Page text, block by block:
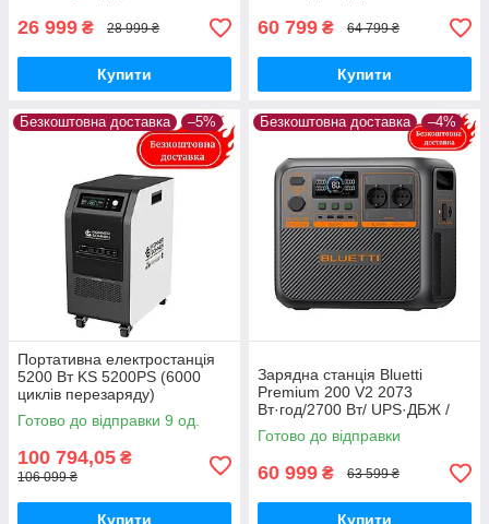
26 999 ₴ 28 999 ₴
Купити
60 799 ₴ 64 799 ₴
Купити
Безкоштовна доставка –5%
Портативна електростанція
5200 Вт KS 5200PS (6000
циклів перезаряду)
Медапаратура
Готово до відправки 9 од.
100 794,05 ₴
106 099 ₴
Купити
Безкоштовна доставка –4%
Зарядна станція Bluetti
Premium 200 V2 2073
Вт·год/2700 Вт/ UPS·ДБЖ /
EU - Медапаратура
Готово до відправки
60 999 ₴ 63 599 ₴
Купити